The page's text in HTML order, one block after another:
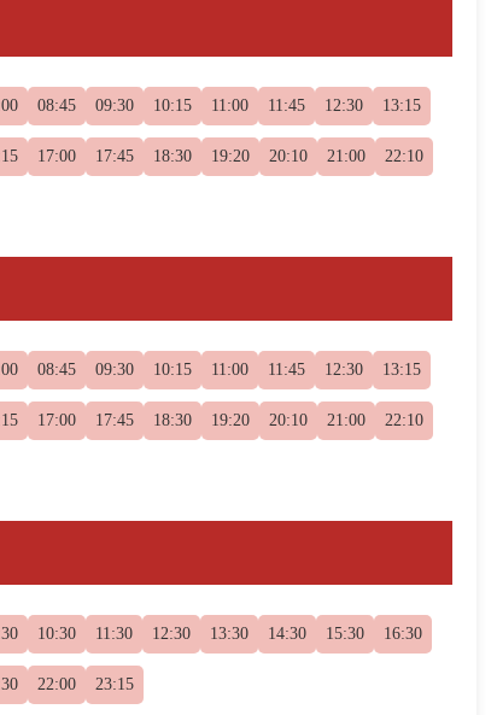
08:45 09:30 10:15 11:00 11:45 12:30 13:15
17:00 17:45 18:30 19:20 20:10 21:00 22:10
08:45 09:30 10:15 11:00 11:45 12:30 13:15
17:00 17:45 18:30 19:20 20:10 21:00 22:10
10:30 11:30 12:30 13:30 14:30 15:30 16:30
22:00 23:15